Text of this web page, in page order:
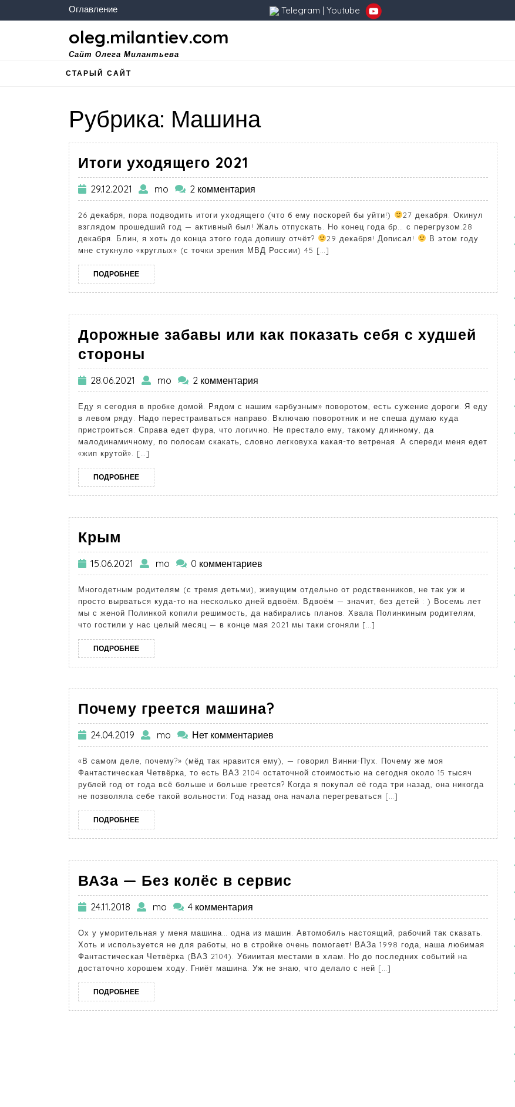
Оглавление Telegram | Youtube
oleg.milantiev.com
Сайт Олега Милантьева
СТАРЫЙ САЙТ
Рубрика: Машина
Итоги уходящего 2021
29.12.2021 mo 2 комментария
26 декабря, пора подводить итоги уходящего (что б ему поскорей бы уйти!)
27 декабря. Окинул
взглядом прошедший год — активный был! Жаль отпускать. Но конец года бр… с перегрузом.28
декабря. Блин, я хоть до конца этого года допишу отчёт?
29 декабря! Дописал!
В этом году
мне стукнуло «круглых» (с точки зрения МВД России) 45 […]
ПОДРОБНЕЕ
Дорожные забавы или как показать себя с худшей
стороны
28.06.2021 mo 2 комментария
Еду я сегодня в пробке домой. Рядом с нашим «арбузным» поворотом, есть сужение дороги. Я еду
в левом ряду. Надо перестраиваться направо. Включаю поворотник и не спеша думаю куда
пристроиться. Справа едет фура, что логично. Не престало ему, такому длинному, да
малодинамичному, по полосам скакать, словно легковуха какая-то ветреная. А спереди меня едет
«жип крутой». […]
ПОДРОБНЕЕ
Крым
15.06.2021 mo 0 комментариев
Многодетным родителям (с тремя детьми), живущим отдельно от родственников, не так уж и
просто вырваться куда-то на несколько дней вдвоём. Вдвоём — значит, без детей : ) Восемь лет
мы с женой Полинкой копили решимость, да набирались планов. Хвала Полинкиным родителям,
что гостили у нас целый месяц — в конце мая 2021 мы таки сгоняли […]
ПОДРОБНЕЕ
Почему греется машина?
24.04.2019 mo Нет комментариев
«В самом деле, почему?» (мёд так нравится ему), — говорил Винни-Пух. Почему же моя
Фантастическая Четвёрка, то есть ВАЗ 2104 остаточной стоимостью на сегодня около 15 тысяч
рублей год от года всё больше и больше греется? Когда я покупал её года три назад, она никогда
не позволяла себе такой вольности: Год назад она начала перегреваться […]
ПОДРОБНЕЕ
ВАЗа — Без колёс в сервис
24.11.2018 mo 4 комментария
Ох у уморительная у меня машина… одна из машин. Автомобиль настоящий, рабочий так сказать.
Хоть и используется не для работы, но в стройке очень помогает! ВАЗа 1998 года, наша любимая
Фантастическая Четвёрка (ВАЗ 2104). Убииитая местами в хлам. Но до последних событий на
достаточно хорошем ходу. Гниёт машина. Уж не знаю, что делало с ней […]
ПОДРОБНЕЕ